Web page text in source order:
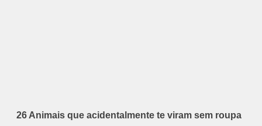
26 Animais que acidentalmente te viram sem roupa